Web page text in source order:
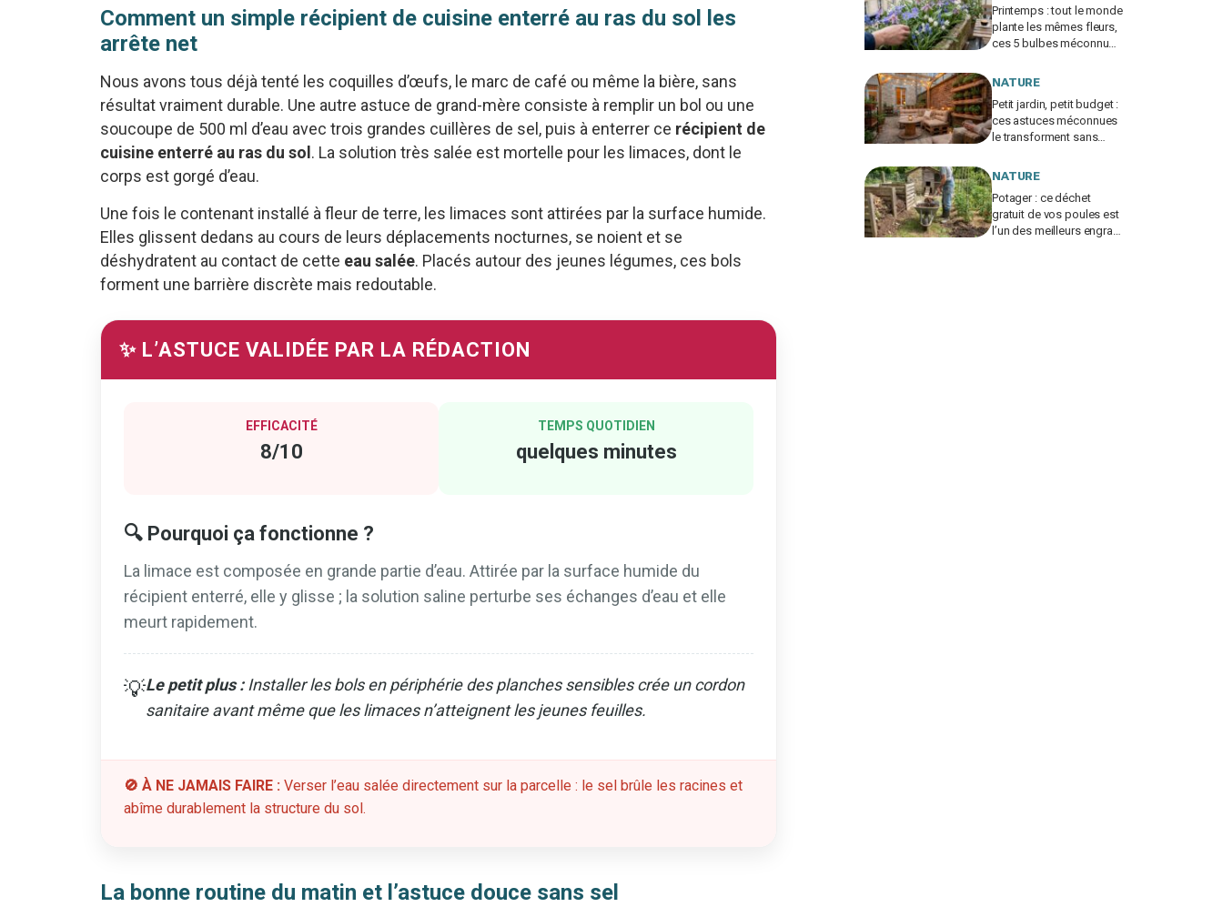
Comment un simple récipient de cuisine enterré au ras du sol les
arrête net
Nous avons tous déjà tenté les coquilles d’œufs, le marc de café ou même la bière, sans
résultat vraiment durable. Une autre astuce de grand-mère consiste à remplir un bol ou une
soucoupe de 500 ml d’eau avec trois grandes cuillères de sel, puis à enterrer ce récipient de
cuisine enterré au ras du sol . La solution très salée est mortelle pour les limaces, dont le
corps est gorgé d’eau.
Une fois le contenant installé à fleur de terre, les limaces sont attirées par la surface humide.
Elles glissent dedans au cours de leurs déplacements nocturnes, se noient et se
déshydratent au contact de cette eau salée. Placés autour des jeunes légumes, ces bols
forment une barrière discrète mais redoutable.
✨ L’ASTUCE VALIDÉE PAR LA RÉDACTION
EFFICACITÉ
8/10
TEMPS QUOTIDIEN
quelques minutes
🔍 Pourquoi ça fonctionne ?
La limace est composée en grande partie d’eau. Attirée par la surface humide du
récipient enterré, elle y glisse ; la solution saline perturbe ses échanges d’eau et elle
meurt rapidement.
💡Le petit plus :Installer les bols en périphérie des planches sensibles crée un cordon
sanitaire avant même que les limaces n’atteignent les jeunes feuilles.
🚫 À NE JAMAIS FAIRE : Verser l’eau salée directement sur la parcelle : le sel brûle les racines et
abîme durablement la structure du sol.
La bonne routine du matin et l’astuce douce sans sel
Printemps : tout le monde
plante les mêmes fleurs,
ces 5 bulbes méconnus
changer votre jardin
NATURE
Petit jardin, petit budget :
ces astuces méconnues
le transforment sans
d’éviter cette erreur
NATURE
Potager : ce déchet
gratuit de vos poules est
l’un des meilleurs engrais